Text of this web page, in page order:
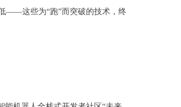
——这些为“跑”而突破的技术，终